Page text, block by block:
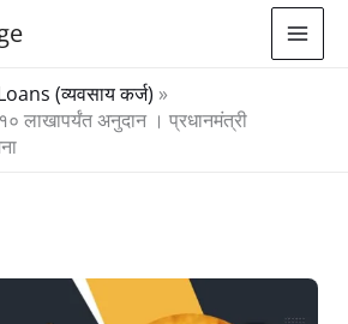
(व्यवसाय कर्ज)
अनुदान । प्रधानमंत्री